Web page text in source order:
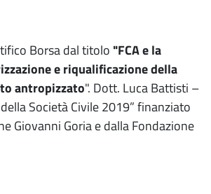
Borsa dal titolo "FCA e la
e riqualificazione della
antropizzato". Dott. Luca Battisti –
Società Civile 2019” finanziato
Giovanni Goria e dalla Fondazione